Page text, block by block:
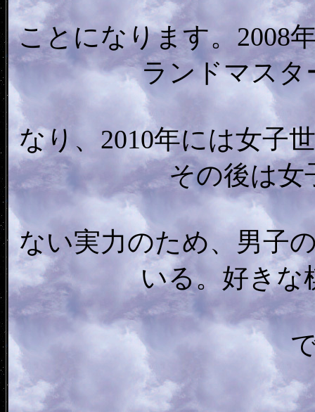
ことになります。2008
ランドマスタ
なり、2010年には女子
その後は女
ない実力のため、男子
いる。好きな